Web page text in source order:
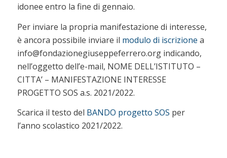
idonee entro la fine di gennaio.
Per inviare la propria manifestazione di interesse,
è ancora possibile inviare il modulo di iscrizione a
info@fondazionegiuseppeferrero.org indicando,
nell’oggetto dell’e-mail, NOME DELL’ISTITUTO –
CITTA’ – MANIFESTAZIONE INTERESSE
PROGETTO SOS a.s. 2021/2022.
Scarica il testo del BANDO progetto SOS per
l’anno scolastico 2021/2022.